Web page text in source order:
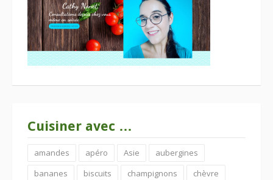
Cuisiner avec …
amandes apéro Asie
aubergines
bananes
biscuits champignons
chèvre